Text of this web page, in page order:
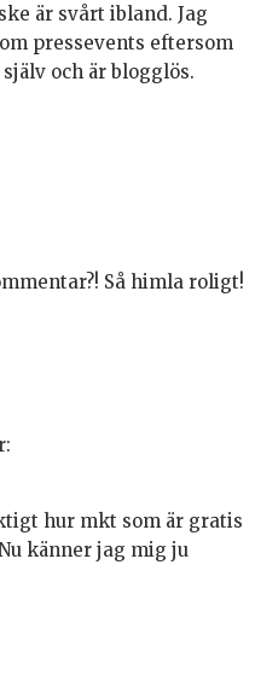
är svårt ibland. Jag
pressevents eftersom
och är blogglös.
Så himla roligt!
hur mkt som är gratis
känner jag mig ju